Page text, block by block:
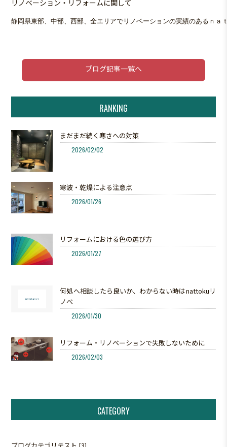
リノベーション・リフォームに関して
静岡県東部、中部、西部、全エリアでリノベーションの実績のあるｎ
ブログ記事一覧へ
RANKING
まだまだ続く寒さへの対策
2026/02/02
寒波・乾燥による注意点
2026/01/26
リフォームにおける色の選び方
2026/01/27
何処へ相談したら良いか、わからない時はnattokuリ
ノベ
2026/01/30
リフォーム・リノベーションで失敗しないために
2026/02/03
CATEGORY